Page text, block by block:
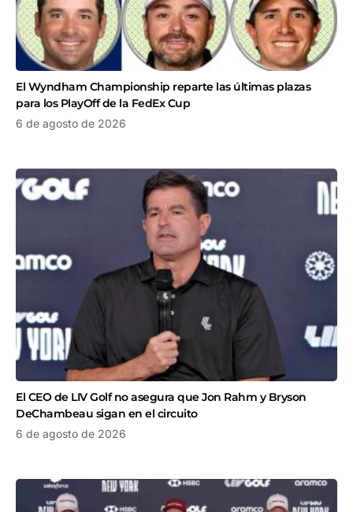
El Wyndham Championship reparte las últimas plazas
para los PlayOff de la FedEx Cup
6 de agosto de 2026
El CEO de LIV Golf no asegura que Jon Rahm y Bryson
DeChambeau sigan en el circuito
6 de agosto de 2026